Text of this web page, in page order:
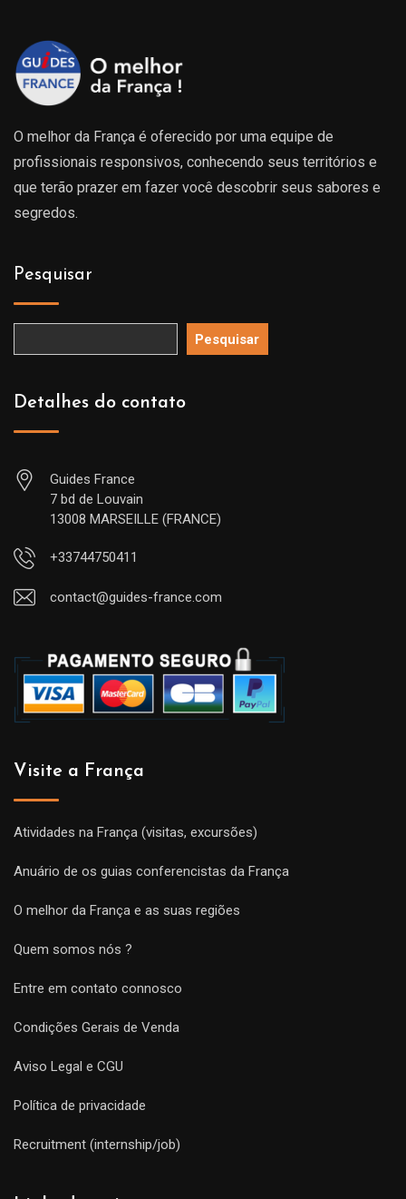
O melhor da França é oferecido por uma equipe de
profissionais responsivos, conhecendo seus territórios e
que terão prazer em fazer você descobrir seus sabores e
segredos.
Pesquisar
Pesquisar
Detalhes do contato
Guides France
7 bd de Louvain
13008 MARSEILLE (FRANCE)
+33744750411
contact@guides-france.com
Visite a França
Atividades na França (visitas, excursões)
Anuário de os guias conferencistas da França
O melhor da França e as suas regiões
Quem somos nós ?
Entre em contato connosco
Condições Gerais de Venda
Aviso Legal e CGU
Política de privacidade
Recruitment (internship/job)